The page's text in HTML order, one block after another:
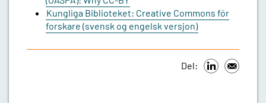
Kungliga Biblioteket: Creative Commons för
forskare (svensk og engelsk versjon)
Del: